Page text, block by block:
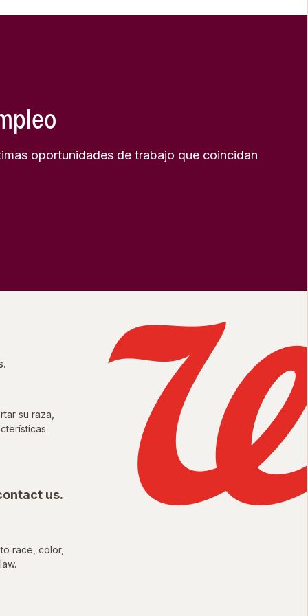
oportunidades de trabajo que coincidan
su raza,
Justas del Condado
us.
race, color,